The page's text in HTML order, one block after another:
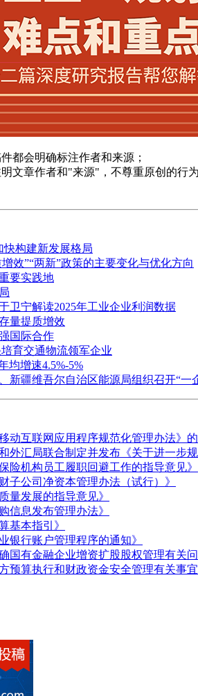
都会明确标注作者和来源；
文章作者和"来源"，不尊重原创的行
快构建新发展格局
效”“两新”政策的主要变化与优化方向
要实践地
卫宁解读2025年工业企业利润数据
量提质增效
国际合作
育交通物流领军企业
均增速4.5%-5%
新疆维吾尔自治区能源局组织召开“一
动互联网应用程序规范化管理办法》
外汇局联合制定并发布《关于进一步
险机构员工履职回避工作的指导意见》
子公司净资本管理办法（试行）》
量发展的指导意见》
信息发布管理办法》
基本指引》
银行账户管理程序的通知》
国有金融企业增资扩股股权管理有关问
预算执行和财政资金安全管理有关事宜